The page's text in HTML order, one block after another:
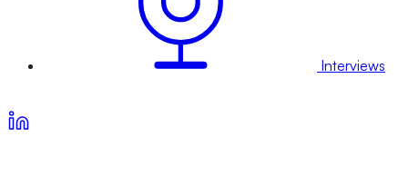
Interviews